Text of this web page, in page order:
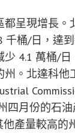
呈現增長。
千桶/日，達
4.1 萬桶/
州。北達科他
四月份的石
他產量較高的